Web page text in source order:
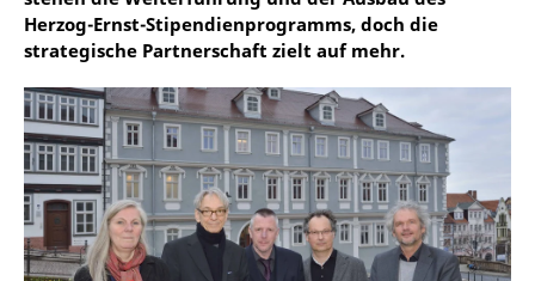
Herzog-Ernst-Stipendienprogramms, doch die
strategische Partnerschaft zielt auf mehr.